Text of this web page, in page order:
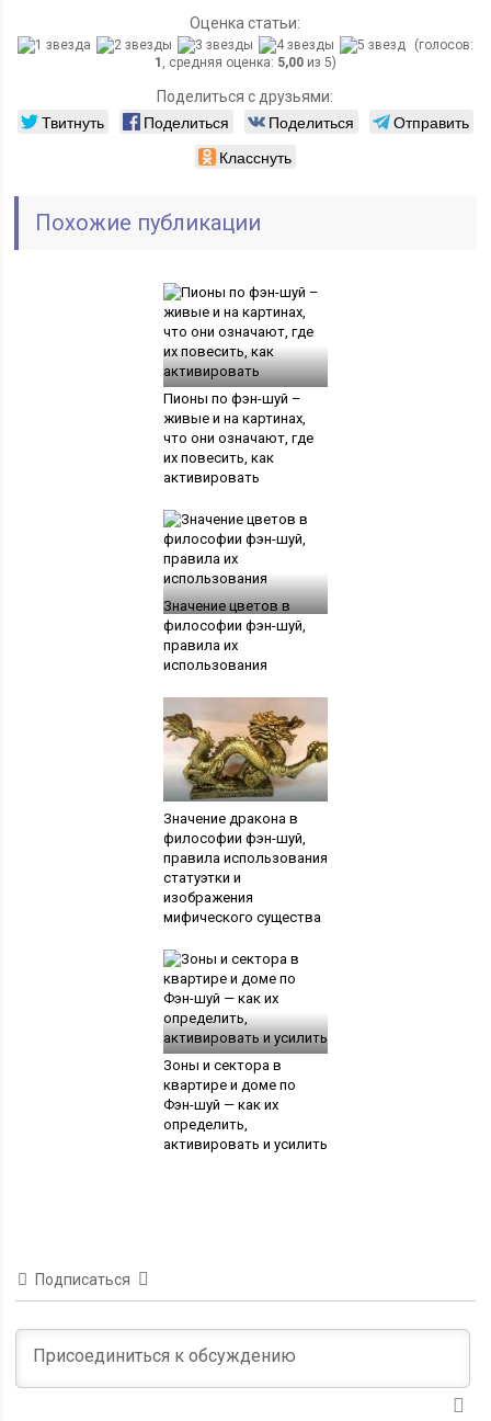
Оценка статьи:
(голосов:
1 , средняя оценка: 5,00из 5)
Поделиться с друзьями:
Твитнуть Поделиться Поделиться
Отправить
Класснуть
Похожие публикации
Пионы по фэн-шуй –
живые и на картинах,
что они означают, где
их повесить, как
активировать
Значение цветов в
философии фэн-шуй,
правила их
использования
Значение дракона в
философии фэн-шуй,
правила использования
статуэтки и
изображения
мифического существа
Зоны и сектора в
квартире и доме по
Фэн-шуй — как их
определить,
активировать и усилить
Подписаться